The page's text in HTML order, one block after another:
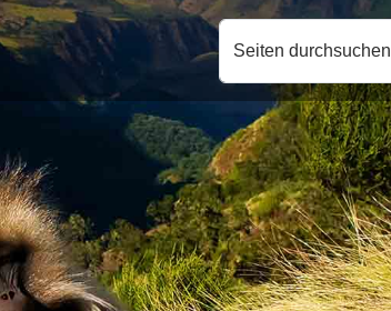
Seiten durchsuchen